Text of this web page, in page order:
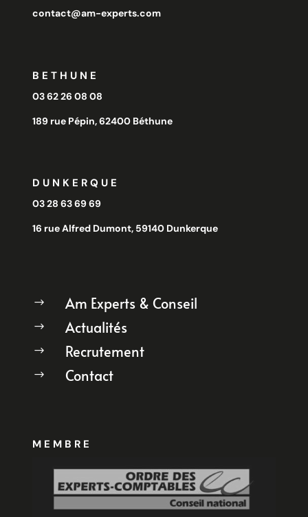
contact@am-experts.com
BETHUNE
03 62 26 08 08
189 rue Pépin, 62400 Béthune
DUNKERQUE
03 28 63 69 69
16 rue Alfred Dumont, 59140 Dunkerque
$ Am Experts & Conseil
$ Actualités
$ Recrutement
$ Contact
MEMBRE